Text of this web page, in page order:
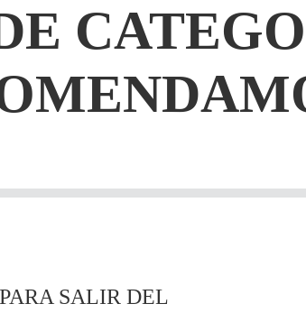
SALIR DEL